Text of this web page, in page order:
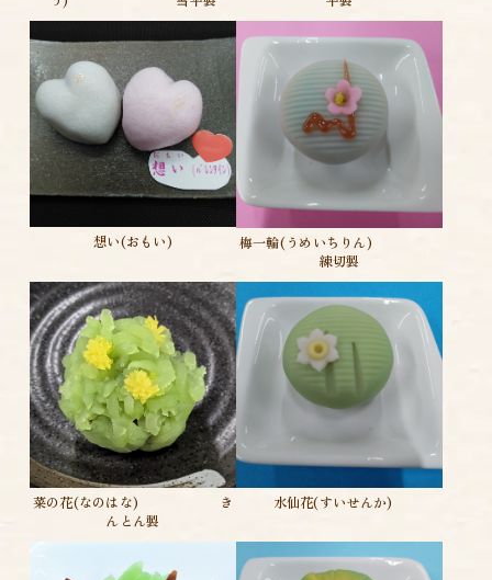
想い(おもい)
梅一輪(うめいちりん)
練切製
菜の花(なのはな) き
んとん製
水仙花(すいせんか)